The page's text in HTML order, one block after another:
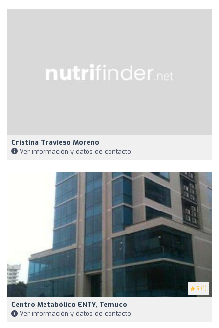
Cristina Travieso Moreno
Ver información y datos de contacto
5 (1)
Centro Metabólico ENTY, Temuco
Ver información y datos de contacto